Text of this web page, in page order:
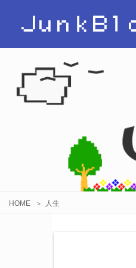
ＪｕｎｋＢｌ
HOME > 人生